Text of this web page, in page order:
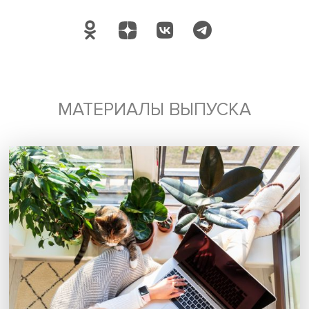
Дата публикации: 26.06.2023
НИУ ВШЭ
Будь всегда в курсе !
Подпишись на наши новости: